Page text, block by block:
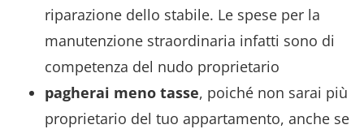
riparazione dello stabile. Le spese per la
manutenzione straordinaria infatti sono di
competenza del nudo proprietario
pagherai meno tasse, poiché non sarai più
proprietario del tuo appartamento, anche se